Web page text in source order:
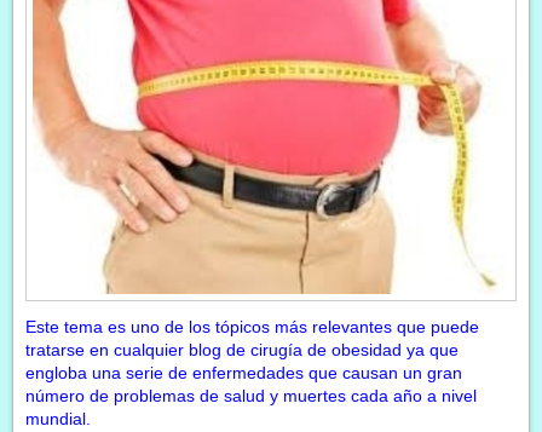
Este tema es uno de los tópicos más relevantes que puede
tratarse en cualquier blog de cirugía de obesidad ya que
engloba una serie de enfermedades que causan un gran
número de problemas de salud y muertes cada año a nivel
mundial.